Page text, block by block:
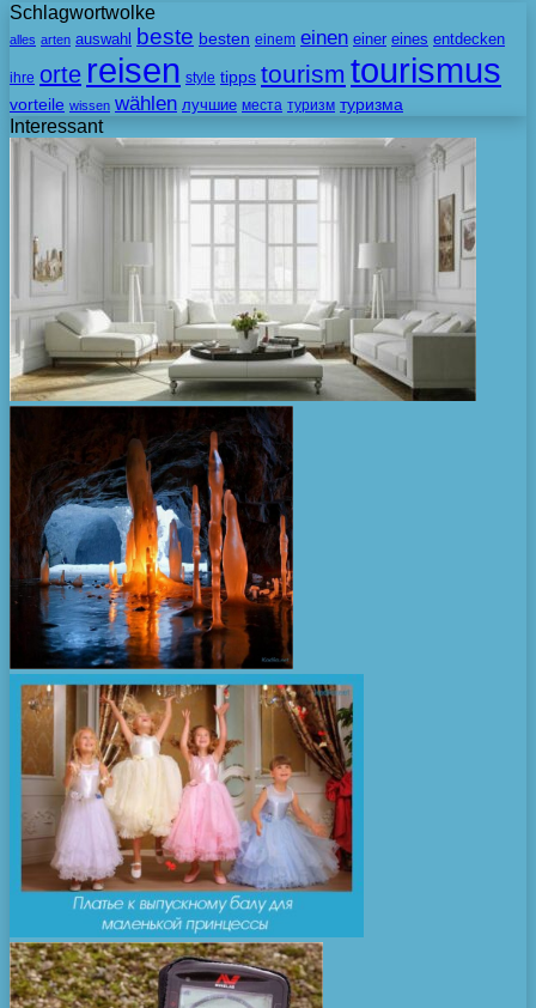
Schlagwortwolke
alles arten auswahl beste besten einem einen einer eines entdecken
ihre orte reisen style tipps tourism tourismus
vorteile wissen wählen лучшие места туризм туризма
Interessant